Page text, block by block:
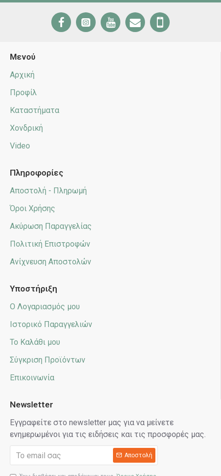
Μενού
Αρχική
Προφίλ
Καταστήματα
Χονδρική
Video
Πληροφορίες
Αποστολή - Πληρωμή
Όροι Χρήσης
Ακύρωση Παραγγελίας
Πολιτική Επιστροφών
Ανίχνευση Αποστολών
Υποστήριξη
Ο Λογαριασμός μου
Ιστορικό Παραγγελιών
Το Καλάθι μου
Σύγκριση Προϊόντων
Επικοινωνία
Newsletter
Εγγραφείτε στο newsletter μας για να μείνετε
ενημερωμένοι για τις ειδήσεις και τις προσφορές μας.
Αποστολή